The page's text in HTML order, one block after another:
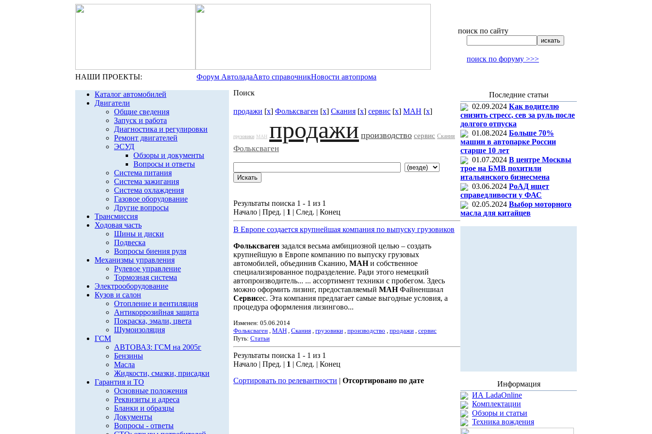
поиск по сайту
поиск по форуму >>>
НАШИ ПРОЕКТЫ: Форум АвтоладаАвто справочникНовости автопрома
Каталог автомобилей
Двигатели
Общие сведения
Запуск и работа
Диагностика и регулировки
Ремонт двигателей
ЭСУД
Обзоры и документы
Вопросы и ответы
Система питания
Система зажигания
Система охлаждения
Газовое оборудование
Другие вопросы
Трансмиссия
Ходовая часть
Шины и диски
Подвеска
Вопросы биения руля
Механизмы управления
Рулевое управление
Тормозная система
Электрооборудование
Кузов и салон
Отопление и вентиляция
Антикоррозийная защита
Покраска, эмали, цвета
Шумоизоляция
ГСМ
АВТОВАЗ: ГСМ на 2005г
Бензины
Масла
Жидкости, смазки, присадки
Гарантия и ТО
Основные положения
Реквизиты и адреса
Бланки и образцы
Документы
Вопросы - ответы
Поиск
продажи [x] Фольксваген [x] Скания [x] сервис [x] МАН [x]
грузовики МАН продажи производство сервис Скания
Фольксваген
Результаты поиска 1 - 1 из 1
Начало | Пред. | 1 | След. | Конец
В Европе создается крупнейшая компания по выпуску грузовиков
Фольксваген задался весьма амбициозной целью – создать
крупнейшую в Европе компанию по выпуску грузовых
автомобилей, объединив Сканию, МАНи собственное
специализированное подразделение. Ради этого немецкий
автопроизводитель... ... ассортимент техники с пробегом. Здесь
можно оформить лизинг, предоставляемый МАНФайненшиал
Сервисес. Эта компания предлагает самые выгодные условия, а
процедура оформления лизингово...
Изменен: 05.06.2014
Фольксваген , МАН , Скания , грузовики , производство , продажи , сервис
Путь: Статьи
Результаты поиска 1 - 1 из 1
Начало | Пред. | 1 | След. | Конец
Сортировать по релевантности | Отсортировано по дате
Последние статьи
02.09.2024 Как водителю
снизить стресс, сев за руль после
долгого отпуска
01.08.2024 Больше 70%
машин в автопарке России
старше 10 лет
01.07.2024 В центре Москвы
трое на БМВ похитили
итальянского бизнесмена
03.06.2024 РоАД ищет
справедливости у ФАС
02.05.2024 Выбор моторного
масла для китайцев
Информация
ИА LadaOnline
Комплектации
Обзоры и статьи
Техника вождения